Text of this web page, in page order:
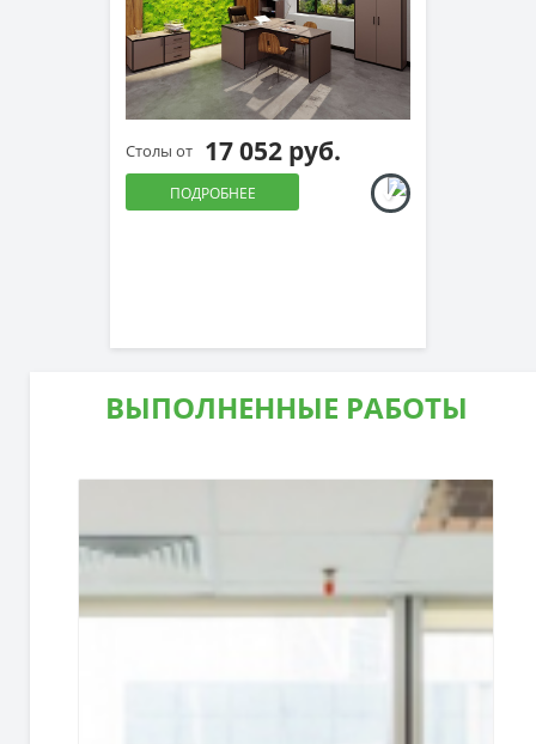
Столы от 17 052 руб.
ПОДРОБНЕЕ
ВЫПОЛНЕННЫЕ РАБОТЫ